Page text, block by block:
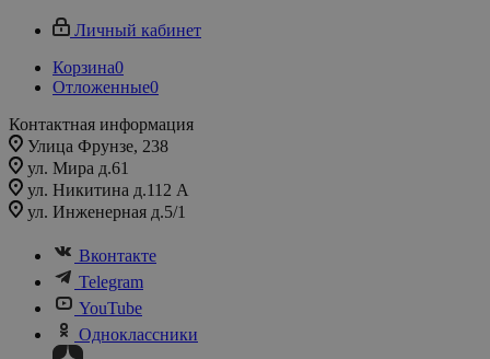
Личный кабинет
Корзина0
Отложенные0
Контактная информация
Улица Фрунзе, 238​
ул. Мира д.61
ул. Никитина д.112 А
ул. Инженерная д.5/1
Вконтакте
Telegram
YouTube
Одноклассники